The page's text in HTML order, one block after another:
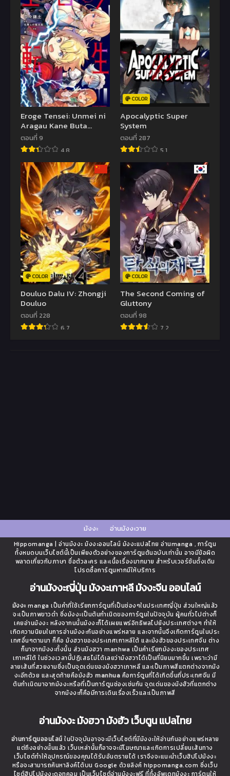
Eroge Tensei: Unmei ni
Aragau Kane Buta
Kizoku no Funtouki
ตอนที่ 9
4.8
COLOR
Apocalyptic Super
System
ตอนที่ 287
5.1
COLOR
Douluo Dalu IV: Zhongji
Douluo
ตอนที่ 228
6.7
COLOR
The Second Coming of
Gluttony
ตอนที่ 98
7.2
มังงะ อ่านมังงะวาย
Hippomanga | อ่านมังงะ มังงะออนไลน์ มังงะแปลไทย อ่านmanga , การ์ตูน
ทั้งหมดบนเว็บไซต์นี้เป็นเพียงตัวอย่างของการ์ตูนต้นฉบับเท่านั้น อาจมีข้อผิด
พลาดเกี่ยวกับภาษา ชื่อตัวละคร และเนื้อเรื่องมากมาย สำหรับเวอร์ชันดั้งเดิม
โปรดซื้อการ์ตูนหากมีให้บริการ
อ่านมังงะญี่ปุ่น มังงะเกาหลี มังงะจีน ออนไลน์
มังงะmanga เป็นคำที่ใช้เรียกการ์ตูนที่เป็นช่องๆในประเทศญี่ปุ่น ส่วนใหญ่แล้ว
จะเป็นภาพขาวดำ ซึ่งมังงะเป็นต้นกำเนิดของการ์ตูนในปัจจุบัน ผู้คนทั่วไปต่างก็
เคยอ่านมังงะ หลังจากนนั้นมังงะก็ได้เผยแพร่อิทธิพลไปยังประเทศต่างๆ ทำให้
เกิดความนิยมในการอ่านมังงะกันอย่างแพร่หลาย และจากนั้นจึงเกิดการ์ตูนในประ
เทศอื่นๆตามมา ก็คือ มังฮวาของประเทศเกาหลีใต้ และมังฮัวของประเทศจีน ต่าง
ก็มาจากมังงะทั้งนั้น ส่วนมังฮวา manhwa เป็นคำเรียกมังงะของประเทศ
เกาหลีใต้ ในช่วงเวลานี้ปฏิเสธไม่ได้เลยว่ามังฮวาได้เป็นที่นิยมมากขึ้น เพราะว่ามี
ลายเส้นที่สวยงามซึ่งเป็นจุดเด่นของมังฮวาเกาหลี และเป็นภาพสีแตกต่างจากมัง
งะอีกด้วย และสุดท้ายคือมังฮัว manhua คือการ์ตูนที่ได้เกิดขึ้นที่ประเทศจีน มี
ต้นกำเนิดมาจากมังงะหรือที่เป็นการ์ตูนช่องเช่นกัน จุดเด่นของมังฮัวที่แตกต่าง
จากมังงะก็คือมีการเดินเรื่องเร็วและเป็นภาพสี
อ่านมังงะ มังฮวา มังฮัว เว็บตูน แปลไทย
อ่านการ์ตูนออนไลน์ ในปัจจุบันอาจจะมีเว็บไซต์ที่มีมังงะให้อ่านกันอย่างแพร่หลาย
แต่ถึงอย่างนั้นแล้ว เว็บเหล่านั้นก็อาจจะมีโฆษณาและเกิดการเปลี่ยนเส้นทาง
เว็บไซต์ทำให้อุปกรณ์ของคุณได้รับอันตรายได้ เราจึงจะแนะนำเว็บฮิปโปมังงะ
หรือจะสามารถค้นหาลิงค์ได้บน Google ด้วยลิงค์ hippomanga.com ซึ่งเว็บ
ไซต์ฮิปโปมังงะดอทคอม เป็นเว็บไซต์อ่านมังงะฟรี ที่ทั้งอัพเดทมังงะ การ์ตูนให้